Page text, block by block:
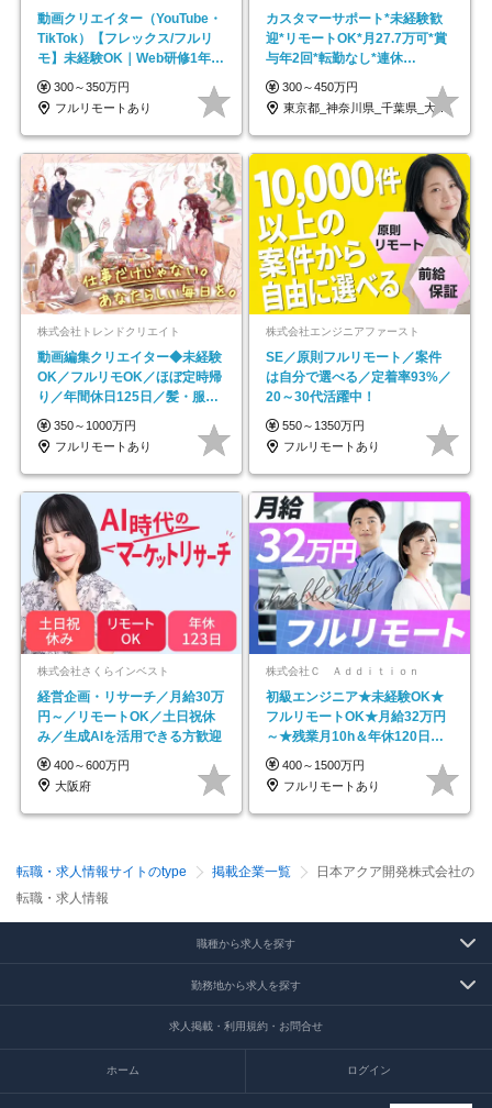
動画クリエイター（YouTube・
TikTok）【フレックス/フルリ
モ】未経験OK｜Web研修1年間
｜副業OK
300～350万円
フルリモートあり
カスタマーサポート*未経験歓
迎*リモートOK*月27.7万可*賞
与年2回*転勤なし*連休
OK/ZE010232
300～450万円
東京都_神奈川県_千葉県_大阪府_愛知県…
株式会社トレンドクリエイト
動画編集クリエイター◆未経験
OK／フルリモOK／ほぼ定時帰
り／年間休日125日／髪・服・
ネイル自由／副業OK
350～1000万円
フルリモートあり
株式会社エンジニアファースト
SE／原則フルリモート／案件
は自分で選べる／定着率93%／
20～30代活躍中！
550～1350万円
フルリモートあり
株式会社さくらインベスト
経営企画・リサーチ／月給30万
円～／リモートOK／土日祝休
み／生成AIを活用できる方歓迎
400～600万円
大阪府
株式会社Ｃ Ａｄｄｉｔｉｏｎ
初級エンジニア★未経験OK★
フルリモートOK★月給32万円
～★残業月10h＆年休120日以
上★副業可
400～1500万円
フルリモートあり
転職・求人情報サイトのtype 掲載企業一覧
日本アクア開発株式会社の
転職・求人情報
職種から求人を探す
勤務地から求人を探す
求人掲載・利用規約・お問合せ
ホーム ログイン